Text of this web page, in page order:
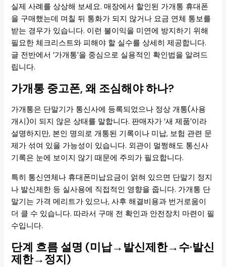
실제 사례를 상상해 보세요. 매장에서 할인된 가개통 휴대폰
을 구매했는데 며칠 뒤 통화가 되지 않거나 요금 연체 통보를
받는 경우가 있습니다. 이런 불이익을 미연에 방지하기 위해
필요한 체크리스트와 피해야 할 실수를 상세히 제공합니다.
글 전반에서 ‘가개통’을 중심으로 실용적인 확인법을 알려드
립니다.
가개통 중고폰, 왜 조심해야 하나?
가개통은 단말기가 통신사에 등록되었으나 정상 개통(사용
개시)이 되지 않은 상태를 말합니다. 판매자가 ‘새 제품’이라
설명하지만, 본인 명의로 개통된 기록이나 미납, 보험 관련 문
제가 섞여 있을 가능성이 있습니다. 외관이 멀쩡해도 통신사
기록은 눈에 보이지 않기 때문에 주의가 필요합니다.
특히 통신연체나 휴대폰미납요금이 얽혀 있으면 단말기 정지
나 발신제한 등 실사용에 직접적인 영향을 줍니다. 가개통 단
말기는 가격 메리트가 있으나, 사후 해결비용과 번거로움이
더 클 수 있습니다. 따라서 구매 전 확인과 안전장치 마련이 필
수입니다.
단계 흐름 설명 (미납→발신제한→수·발신
제한→정지)